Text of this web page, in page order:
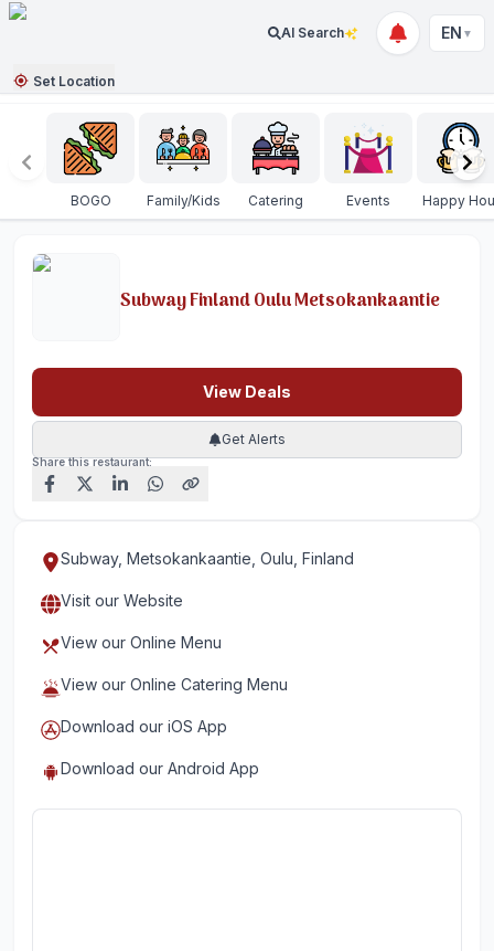
AI Search EN ▼
Set Location
BOGO Family/Kids Catering Events Happy
Subway Finland Oulu Metsokankaantie
View Deals
Get Alerts
Share this restaurant:
Subway, Metsokankaantie, Oulu, Finland
Visit our Website
View our Online Menu
View our Online Catering Menu
Download our iOS App
Download our Android App